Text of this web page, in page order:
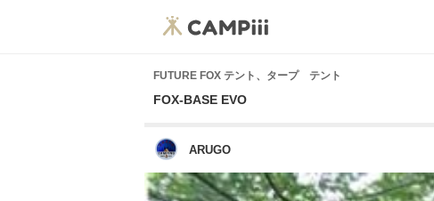
FUTURE FOX テント、タープ テント
FOX-BASE EVO
ARUGO